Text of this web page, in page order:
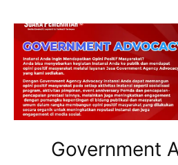
Government